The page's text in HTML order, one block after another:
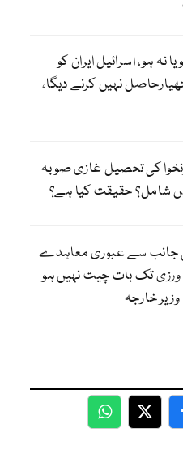
نہ ہو، اسرائیل ایران کو
نہیں کرنے دیگا،
کی تحصیل غازی صوبہ
شامل؟ حقیقت کیا ہے؟
جانب سے عبوری معاہدے
تک بات چیت نہیں ہو
وزیر خارجہ
WhatsApp